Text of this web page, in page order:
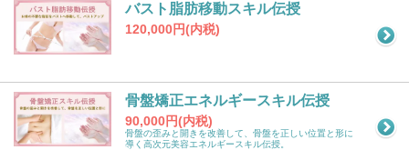
バスト脂肪移動スキル伝授
120,000円(内税)
骨盤矯正エネルギースキル伝授
90,000円(内税)
骨盤の歪みと開きを改善して、骨盤を正しい位置と形に
導く高次元美容エネルギースキル伝授。